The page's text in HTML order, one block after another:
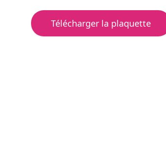
Télécharger la plaquette